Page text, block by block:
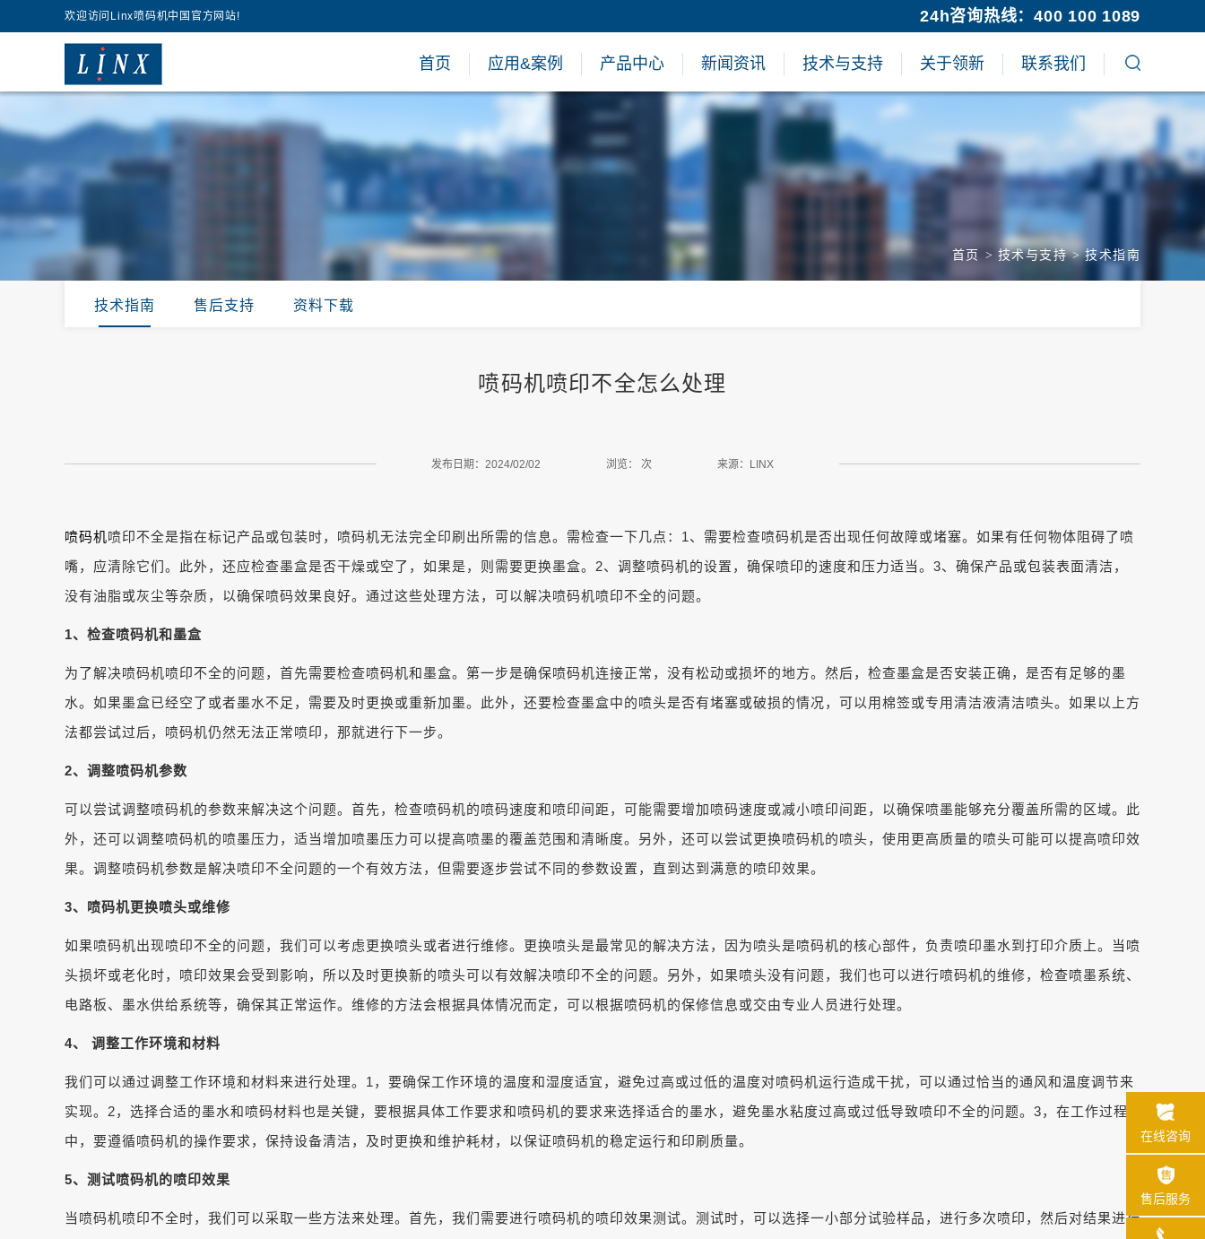
欢迎访问Linx喷码机中国官方网站! 24h咨询热线：400 100 1089
首页 应用&案例 产品中心 新闻资讯 技术与支持 关于领新 联系我们
首页 > 技术与支持>技术指南
技术指南 售后支持 资料下载
喷码机喷印不全怎么处理
发布日期：2024/02/02 浏览： 次 来源：LINX
喷码机喷印不全是指在标记产品或包装时，喷码机无法完全印刷出所需的信息。需检查一下几点：1、需要检查喷码机是否出现任何故障或堵塞。如果有任何物体阻碍了喷
嘴，应清除它们。此外，还应检查墨盒是否干燥或空了，如果是，则需要更换墨盒。2、调整喷码机的设置，确保喷印的速度和压力适当。3、确保产品或包装表面清洁，
没有油脂或灰尘等杂质，以确保喷码效果良好。通过这些处理方法，可以解决喷码机喷印不全的问题。
1、检查喷码机和墨盒
为了解决喷码机喷印不全的问题，首先需要检查喷码机和墨盒。第一步是确保喷码机连接正常，没有松动或损坏的地方。然后，检查墨盒是否安装正确，是否有足够的墨
水。如果墨盒已经空了或者墨水不足，需要及时更换或重新加墨。此外，还要检查墨盒中的喷头是否有堵塞或破损的情况，可以用棉签或专用清洁液清洁喷头。如果以上方
法都尝试过后，喷码机仍然无法正常喷印，那就进行下一步。
2、调整喷码机参数
可以尝试调整喷码机的参数来解决这个问题。首先，检查喷码机的喷码速度和喷印间距，可能需要增加喷码速度或减小喷印间距，以确保喷墨能够充分覆盖所需的区域。此
外，还可以调整喷码机的喷墨压力，适当增加喷墨压力可以提高喷墨的覆盖范围和清晰度。另外，还可以尝试更换喷码机的喷头，使用更高质量的喷头可能可以提高喷印效
果。调整喷码机参数是解决喷印不全问题的一个有效方法，但需要逐步尝试不同的参数设置，直到达到满意的喷印效果。
3、喷码机更换喷头或维修
如果喷码机出现喷印不全的问题，我们可以考虑更换喷头或者进行维修。更换喷头是最常见的解决方法，因为喷头是喷码机的核心部件，负责喷印墨水到打印介质上。当喷
头损坏或老化时，喷印效果会受到影响，所以及时更换新的喷头可以有效解决喷印不全的问题。另外，如果喷头没有问题，我们也可以进行喷码机的维修，检查喷墨系统、
电路板、墨水供给系统等，确保其正常运作。维修的方法会根据具体情况而定，可以根据喷码机的保修信息或交由专业人员进行处理。
4、 调整工作环境和材料
我们可以通过调整工作环境和材料来进行处理。1，要确保工作环境的温度和湿度适宜，避免过高或过低的温度对喷码机运行造成干扰，可以通过恰当的通风和温度调节来
实现。2，选择合适的墨水和喷码材料也是关键，要根据具体工作要求和喷码机的要求来选择适合的墨水，避免墨水粘度过高或过低导致喷印不全的问题。3，在工作过程
中，要遵循喷码机的操作要求，保持设备清洁，及时更换和维护耗材，以保证喷码机的稳定运行和印刷质量。
5、测试喷码机的喷印效果
当喷码机喷印不全时，我们可以采取一些方法来处理。首先，我们需要进行喷码机的喷印效果测试。测试时，可以选择一小部分试验样品，进行多次喷印，然后对结果进行
在线咨询
售后服务